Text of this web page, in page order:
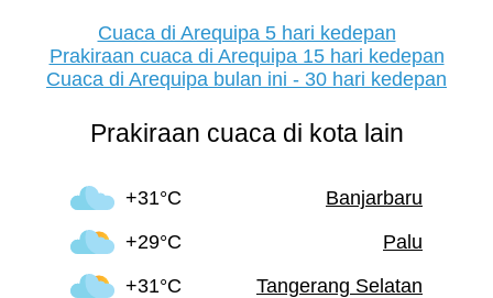
Cuaca di Arequipa 5 hari kedepan
Prakiraan cuaca di Arequipa 15 hari kedepan
Cuaca di Arequipa bulan ini - 30 hari kedepan
Prakiraan cuaca di kota lain
+31°C
Banjarbaru
+29°C
Palu
+31°C
Tangerang Selatan